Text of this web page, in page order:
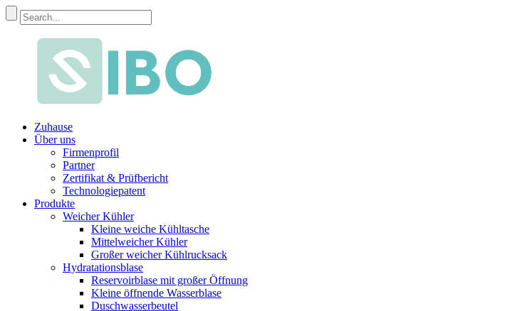
Zuhause
Über uns
Firmenprofil
Partner
Zertifikat & Prüfbericht
Technologiepatent
Produkte
Weicher Kühler
Kleine weiche Kühltasche
Mittelweicher Kühler
Großer weicher Kühlrucksack
Hydratationsblase
Reservoirblase mit großer Öffnung
Kleine öffnende Wasserblase
Duschwasserbeutel